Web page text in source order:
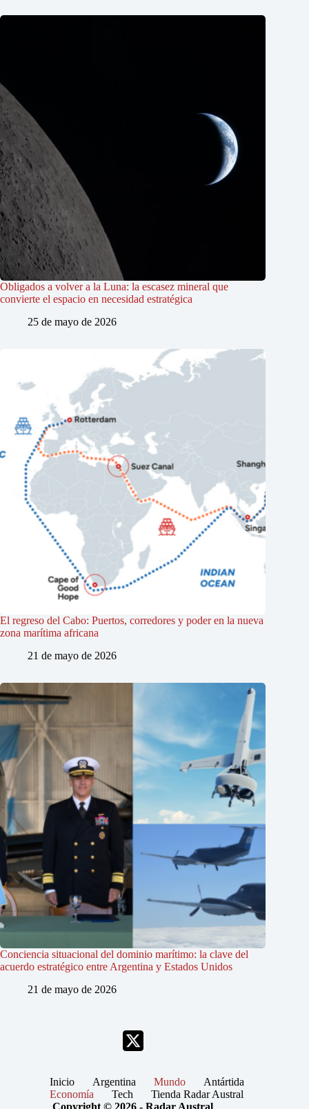
Obligados a volver a la Luna: la escasez mineral que
convierte el espacio en necesidad estratégica
25 de mayo de 2026
El regreso del Cabo: Puertos, corredores y poder en la nueva
zona marítima africana
21 de mayo de 2026
Conciencia situacional del dominio marítimo: la clave del
acuerdo estratégico entre Argentina y Estados Unidos
21 de mayo de 2026
Inicio Argentina Mundo
Antártida
Economía
Tech
Tienda Radar Austral
Copyright © 2026 - Radar Austral